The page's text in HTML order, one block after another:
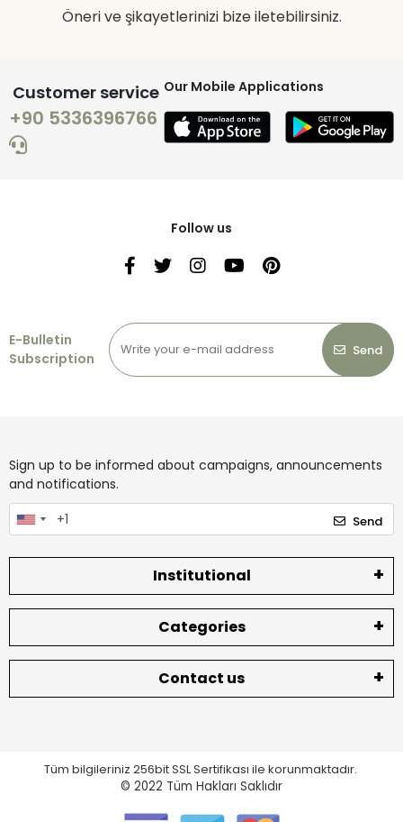
Öneri ve şikayetlerinizi bize iletebilirsiniz.
Customer service
+90 5336396766
Our Mobile Applications
Follow us
E-Bulletin
Subscription
Send
Sign up to be informed about campaigns, announcements
and notifications.
Send
Institutional
Categories
Contact us
Tüm bilgileriniz 256bit SSL Sertifikası ile korunmaktadır.
© 2022 Tüm Hakları Saklıdır